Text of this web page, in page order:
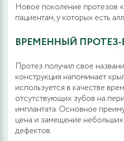
Новое поколение протезов
пациентам, у которых есть
ВРЕМЕННЫЙ
Протез получил свое
конструкция напоминает
используется в качестве
отсутствующих зубов на
имплантата. Основное
цена и замещение
дефектов.